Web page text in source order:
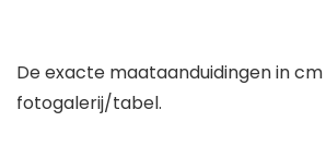
De exacte maataanduidingen in cm
fotogalerij/tabel.